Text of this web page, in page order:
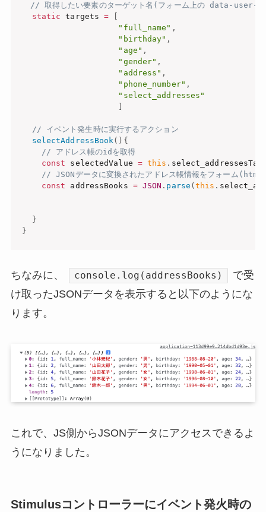
// 取得したい要素のターゲット名(フォーム上の data-
static targets =
"full_name" ,
"birthday" ,
"age" ,
"gender" ,
"address" ,
"phone_number" ,
"select_addresses"
// イベント発生時に実行するアクション
selectAddressBook( ) {
// アドレス帳のidを取得
const selectedValue = this .
// JSONデータに変換されたアドレス帳情報をフォーム
const addressBooks = JSON . parse (this .
}
}
ちなみに、 console.log(addressBooks)
で受
け取ったJSONデータを表示すると以下のようにな
ります。
これで、JS側からJSONデータにアクセスできるよ
うになりました。
Stimulusコントローラーにイベント発火時の